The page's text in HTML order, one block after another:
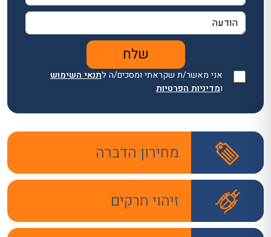
אני מאשר/ת שקראתי ומסכים/ה לתנאי השימוש
ומדיניות הפרטיות
מחירון הדברה
זיהוי חרקים